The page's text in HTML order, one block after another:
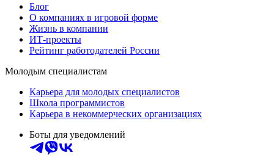
Блог
О компаниях в игровой форме
Жизнь в компании
ИТ-проекты
Рейтинг работодателей России
Молодым специалистам
Карьера для молодых специалистов
Школа программистов
Карьера в некоммерческих организациях
Боты для уведомлений